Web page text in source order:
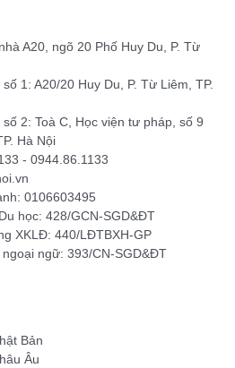
A20, ngõ 20 Phố Huy Du, P. Từ
1: A20/20 Huy Du, P. Từ Liêm, TP.
2: Toà C, Học viện tư pháp, số 9
Hà Nội
- 0944.86.1133
0106603495
học: 428/GCN-SGD&ĐT
XKLĐ: 440/LĐTBXH-GP
ngữ: 393/CN-SGD&ĐT
Bản
Âu